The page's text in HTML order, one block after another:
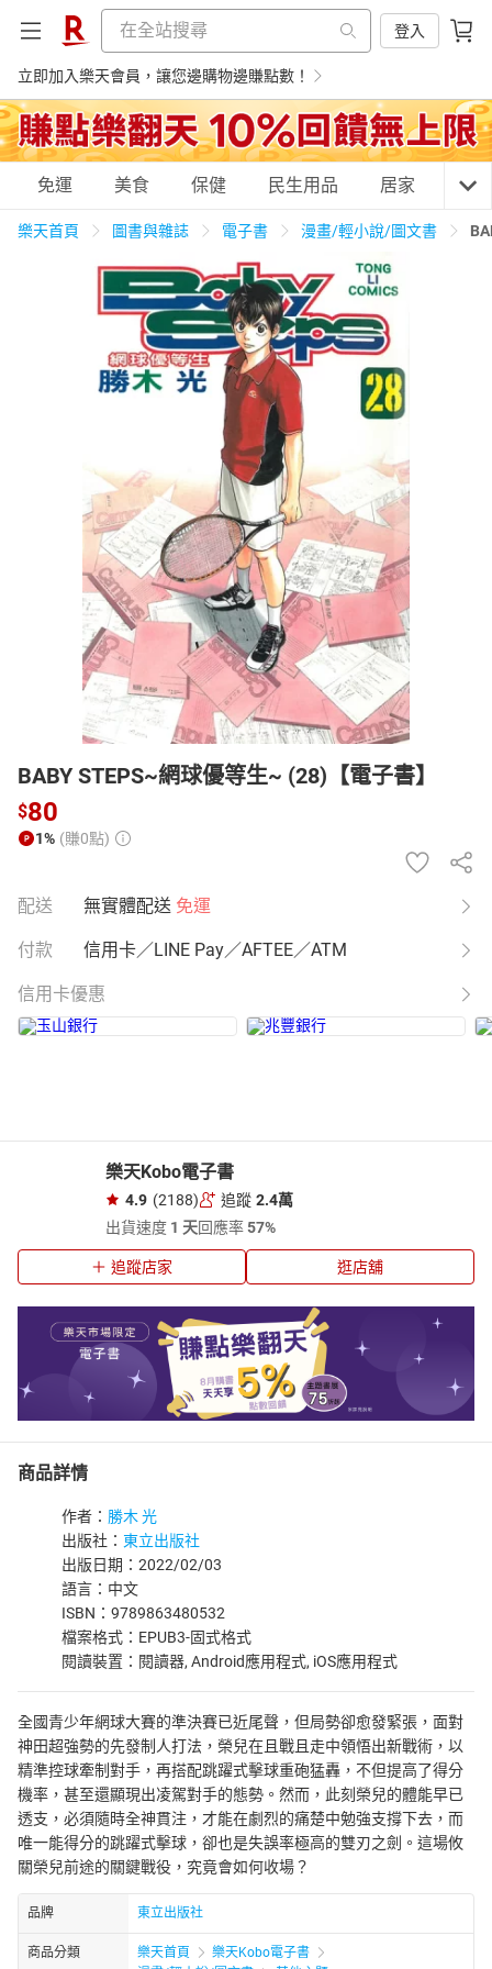
登入
立即加入樂天會員，讓您邊購物邊賺點數！
購物網分類
美食蛋糕 養生保健 民生用品
居家生活 3C家電 運動休閒 親子玩具
男裝 化妝保養 情趣用品
日本購物 電子/紙本書
HOT
免運 美食 保健 民生用品 居家 3C
樂天首頁 圖書與雜誌 電子書 漫畫/輕小說/圖文書
BABY STEPS~網球優等生~ (28)【電子書】
$80
1% (賺0點)
配送 無實體配送 免運
付款 信用卡／LINE Pay／AFTEE／ATM
信用卡優惠
樂天Kobo電子書
4.9 (2188) 追蹤 2.4萬
出貨速度 1 天回應率57%
追蹤店家 逛店舖
商品詳情
作者： 勝木 光
出版社： 東立出版社
出版日期：2022/02/03
語言：中文
ISBN：9789863480532
檔案格式：EPUB3-固式格式
閱讀裝置：閱讀器, Android應用程式, iOS應用程式
全國青少年網球大賽的準決賽已近尾聲，但局勢卻愈發緊張，面對
神田超強勢的先發制人打法，榮兒在且戰且走中領悟出新戰術，以
精準控球牽制對手，再搭配跳躍式擊球重砲猛轟，不但提高了得分
機率，甚至還顯現出凌駕對手的態勢。然而，此刻榮兒的體能早已
透支，必須隨時全神貫注，才能在劇烈的痛楚中勉強支撐下去，而
唯一能得分的跳躍式擊球，卻也是失誤率極高的雙刃之劍。這場攸
關榮兒前途的關鍵戰役，究竟會如何收場？
品牌 東立出版社
商品分類 樂天首頁
樂天Kobo電子書